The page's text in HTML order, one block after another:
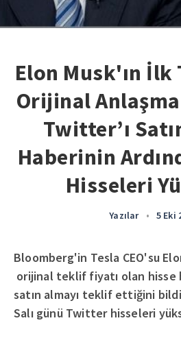
Elon Musk'ın
Orijinal
Twitter’ı
Haberinin
Hisseleri
Yazılar • 5 Eki
Bloomberg'in Tesla CEO'su
orijinal teklif fiyatı olan hisse
satın almayı teklif ettiğini
Salı günü Twitter hisseleri